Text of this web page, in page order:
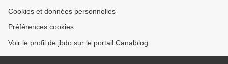
Cookies et données personnelles
Préférences cookies
Voir le profil de jbdo sur le portail Canalblog